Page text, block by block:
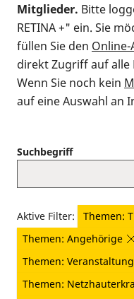
Mitglieder. Bitte
RETINA +" ein. Sie
füllen Sie den
direkt Zugriff auf alle
Wenn Sie noch kein
auf eine Auswahl an
Suchbegriff
Aktive Filter:
Themen:
Themen: Angehörige
Themen:
Themen: